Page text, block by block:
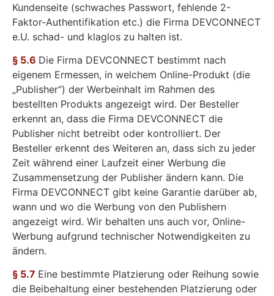
Kundenseite (schwaches Passwort, fehlende 2-
Faktor-Authentifikation etc.) die Firma DEVCONNECT
e.U. schad- und klaglos zu halten ist.
§ 5.6 Die Firma DEVCONNECT bestimmt nach
eigenem Ermessen, in welchem Online-Produkt (die
„Publisher“) der Werbeinhalt im Rahmen des
bestellten Produkts angezeigt wird. Der Besteller
erkennt an, dass die Firma DEVCONNECT die
Publisher nicht betreibt oder kontrolliert. Der
Besteller erkennt des Weiteren an, dass sich zu jeder
Zeit während einer Laufzeit einer Werbung die
Zusammensetzung der Publisher ändern kann. Die
Firma DEVCONNECT gibt keine Garantie darüber ab,
wann und wo die Werbung von den Publishern
angezeigt wird. Wir behalten uns auch vor, Online-
Werbung aufgrund technischer Notwendigkeiten zu
ändern.
§ 5.7 Eine bestimmte Platzierung oder Reihung sowie
die Beibehaltung einer bestehenden Platzierung oder